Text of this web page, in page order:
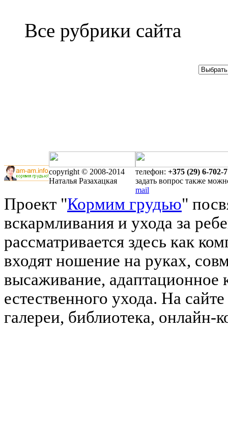
Все рубрики сайта
copyright © 2008-2014
Наталья Разахацкая
телефон: +375 (29) 6-702-
задать вопрос также
mail
Проект "Кормим грудью"
вскармливания и ухода за
рассматривается здесь как
входят ношение на руках,
высаживание,
естественного ухода. На
галереи, библиотека, онлайн-